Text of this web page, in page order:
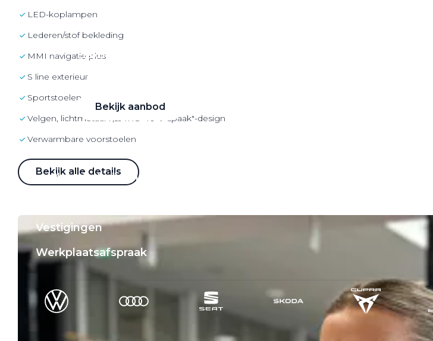
Elektrisch rijden
Bekijk ons aanbod
Bekijk aanbod
Elektrisch rijden
Vestigingen
Werkplaatsafspraak
LED-koplampen
lederen/stof bekleding
MMI navigatie plus
S line exterieur
Sportstoelen voor A4
Velgen, lichtmetaal 7,5J x 18 "10-V-spaak"-design
Verwarmbare voorstoelen
Bekijk alle details